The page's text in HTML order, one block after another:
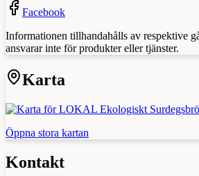
Facebook
Informationen tillhandahålls av respektive
ansvarar inte för produkter eller tjänster.
Karta
Öppna stora kartan
Kontakt